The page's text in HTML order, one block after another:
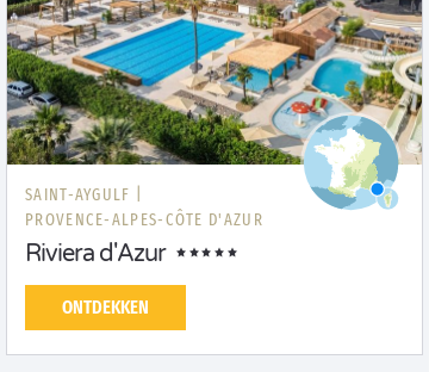
SAINT-AYGULF |
PROVENCE-ALPES-CÔTE D'AZUR
Riviera d'Azur
ONTDEKKEN